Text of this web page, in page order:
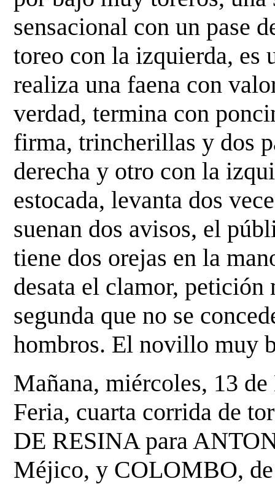
sensacional con un pase
toreo con la izquierda, es
realiza una faena con
verdad, termina con
firma, trincherillas y dos
derecha y otro con la
estocada, levanta dos
suenan dos avisos, el
tiene dos orejas en la
desata el clamor,
segunda que no se
hombros. El novillo muy
Mañana, miércoles, 13
Feria, cuarta corrida de
DE RESINA para
Méjico, y COLOMBO, de